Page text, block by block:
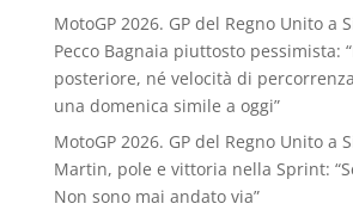
MotoGP 2026. GP del Regno Unito a
Pecco Bagnaia piuttosto pessimista:
posteriore, né velocità di
una domenica simile a oggi”
MotoGP 2026. GP del Regno Unito a
Martin, pole e vittoria nella Sprint:
Non sono mai andato via”